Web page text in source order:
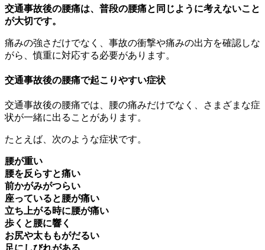
交通事故後の腰痛は、普段の腰痛と同じように考えないこと
が大切です。
痛みの強さだけでなく、事故の衝撃や痛みの出方を確認しな
がら、慎重に対応する必要があります。
交通事故後の腰痛で起こりやすい症状
交通事故後の腰痛では、腰の痛みだけでなく、さまざまな症
状が一緒に出ることがあります。
たとえば、次のような症状です。
腰が重い
腰を反らすと痛い
前かがみがつらい
座っていると腰が痛い
立ち上がる時に腰が痛い
歩くと腰に響く
お尻や太ももがだるい